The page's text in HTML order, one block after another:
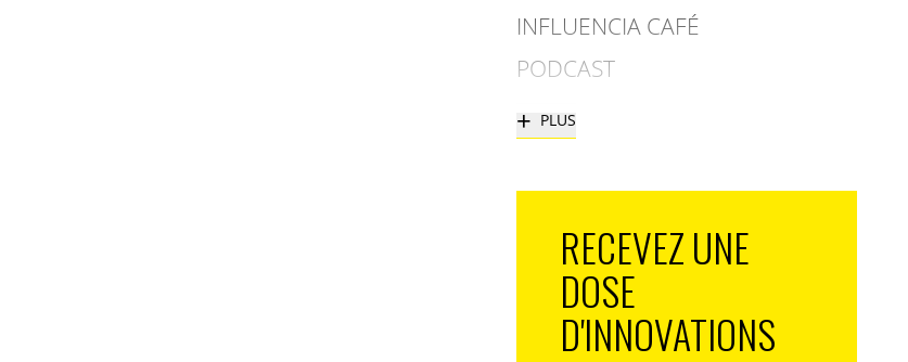
INFLUENCIA CAFÉ
PODCAST
+ PLUS
RECEVEZ UNE
DOSE
D'INNOVATIONS